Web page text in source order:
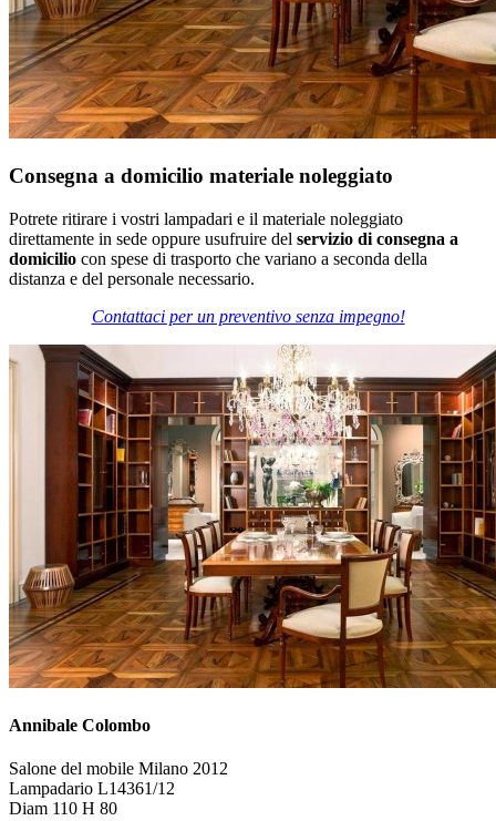
Consegna a domicilio materiale noleggiato
Potrete ritirare i vostri lampadari e il materiale noleggiato
direttamente in sede oppure usufruire del servizio di consegna a
domicilio con spese di trasporto che variano a seconda della
distanza e del personale necessario.
Contattaci per un preventivo senza impegno!
Annibale Colombo
Salone del mobile Milano 2012
Lampadario L14361/12
Diam 110 H 80